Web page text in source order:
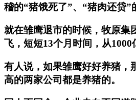
稽的“猪饿死了”、“猪肉还贷”
就在雏鹰退市的时候，牧原集
飞，短短13个月时间，从1000
有人说，如果雏鹰好好养猪，
高的两家公司都是养猪的。